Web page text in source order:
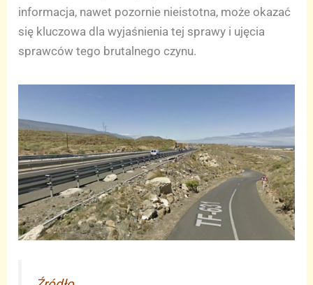
informacja, nawet pozornie nieistotna, może okazać
się kluczowa dla wyjaśnienia tej sprawy i ujęcia
sprawców tego brutalnego czynu.